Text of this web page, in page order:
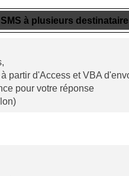
à plusieurs
partir d'Access et VBA
pour votre réponse